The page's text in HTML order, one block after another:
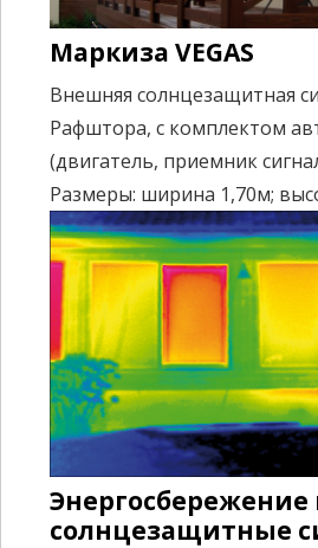
Маркиза VEGAS
Внешняя солнцезащитная
Рафштора, с комплектом
(двигатель, приемник
Размеры: ширина 1,70м;
Энергосбережение
солнцезащитные